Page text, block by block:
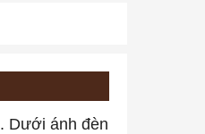
Dưới ánh đèn